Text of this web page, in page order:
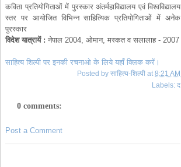
कविता प्रतियोगिताओं में पुरस्कार अंतर्महाविद्यालय एवं विश्वविद्यालय
स्तर पर आयोजित विभिन्न साहित्यिक प्रतियोगिताओं में अनेक
पुरस्कार
विदेश यात्रायें: नेपाल 2004, ओमान, मस्कत व सलालाह - 2007
साहित्य शिल्पी पर इनकी रचनाओ के लिये यहाँ क्लिक करें।
Posted by साहित्य-शिल्पी at 8:21 AM
Labels: द
0 comments:
Post a Comment